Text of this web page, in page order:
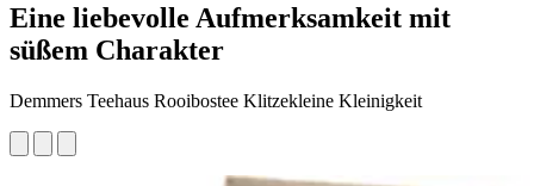
Eine liebevolle Aufmerksamkeit mit
süßem Charakter
Demmers Teehaus Rooibostee Klitzekleine Kleinigkeit